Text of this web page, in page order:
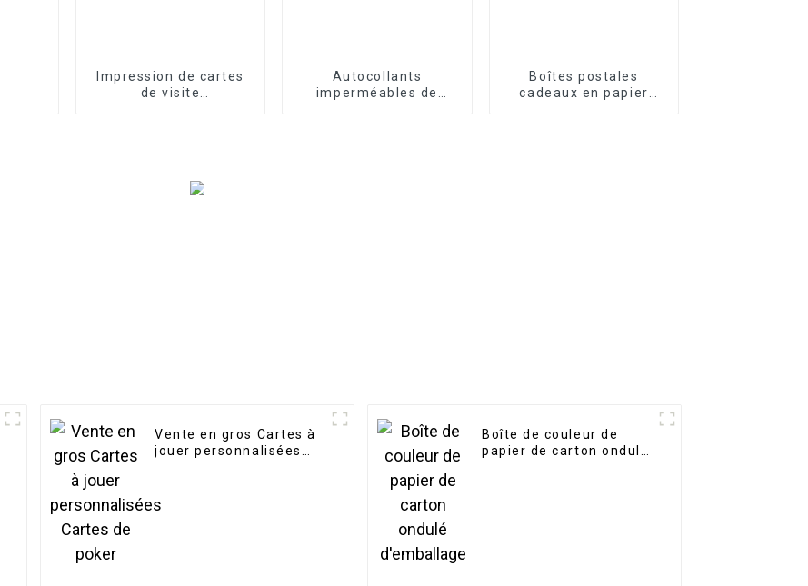
Impression de cartes
de visite
Autocollants
imperméables de
Boîtes postales
cadeaux en papier
Vente en gros Cartes à
jouer personnalisées
Boîte de couleur de
papier de carton ondulé